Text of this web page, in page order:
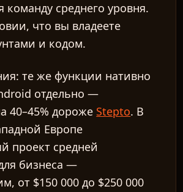
команду среднего уровня.
что вы владеете
и кодом.
те же функции нативно
отдельно —
40–45% дороже Stepto. В
Европе
проект средней
бизнеса —
от $150 000 до $250 000